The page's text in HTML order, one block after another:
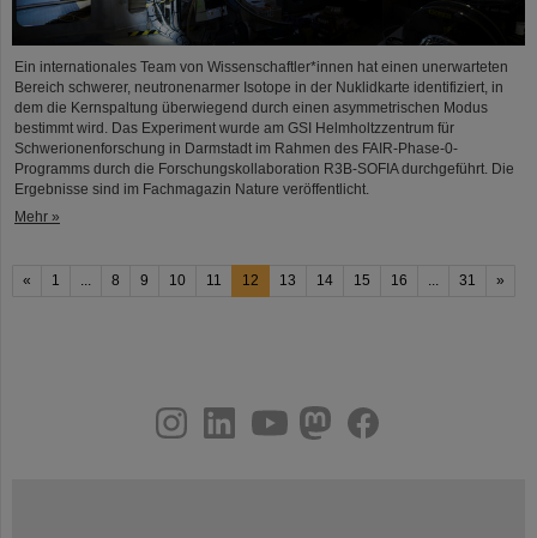
Ein internationales Team von Wissenschaftler*innen hat einen unerwarteten
Bereich schwerer, neutronenarmer Isotope in der Nuklidkarte identifiziert, in
dem die Kernspaltung überwiegend durch einen asymmetrischen Modus
bestimmt wird. Das Experiment wurde am GSI Helmholtzzentrum für
Schwerionenforschung in Darmstadt im Rahmen des FAIR-Phase-0-
Programms durch die Forschungskollaboration R3B-SOFIA durchgeführt. Die
Ergebnisse sind im Fachmagazin Nature veröffentlicht.
Mehr »
« 1 8 9 10 11 12 13 14 15 16 31 »
youtubehelmholtz.socialfacebook